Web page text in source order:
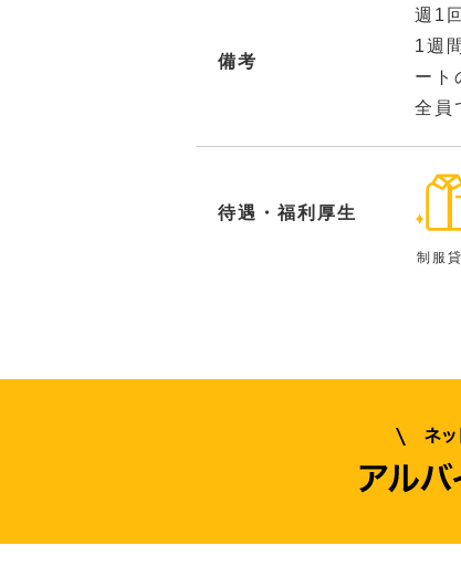
備考
週1
1週
ート
全員
待遇・福利厚生
制服